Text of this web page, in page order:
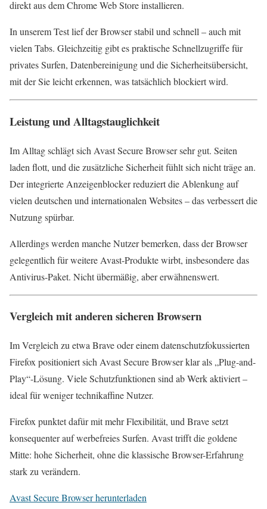
direkt aus dem Chrome Web Store installieren.
In unserem Test lief der Browser stabil und schnell – auch mit
vielen Tabs. Gleichzeitig gibt es praktische Schnellzugriffe für
privates Surfen, Datenbereinigung und die Sicherheitsübersicht,
mit der Sie leicht erkennen, was tatsächlich blockiert wird.
Leistung und Alltagstauglichkeit
Im Alltag schlägt sich Avast Secure Browser sehr gut. Seiten
laden flott, und die zusätzliche Sicherheit fühlt sich nicht träge an.
Der integrierte Anzeigenblocker reduziert die Ablenkung auf
vielen deutschen und internationalen Websites – das verbessert die
Nutzung spürbar.
Allerdings werden manche Nutzer bemerken, dass der Browser
gelegentlich für weitere Avast-Produkte wirbt, insbesondere das
Antivirus-Paket. Nicht übermäßig, aber erwähnenswert.
Vergleich mit anderen sicheren Browsern
Im Vergleich zu etwa Brave oder einem datenschutzfokussierten
Firefox positioniert sich Avast Secure Browser klar als „Plug-and-
Play“-Lösung. Viele Schutzfunktionen sind ab Werk aktiviert –
ideal für weniger technikaffine Nutzer.
Firefox punktet dafür mit mehr Flexibilität, und Brave setzt
konsequenter auf werbefreies Surfen. Avast trifft die goldene
Mitte: hohe Sicherheit, ohne die klassische Browser-Erfahrung
stark zu verändern.
Avast Secure Browser herunterladen